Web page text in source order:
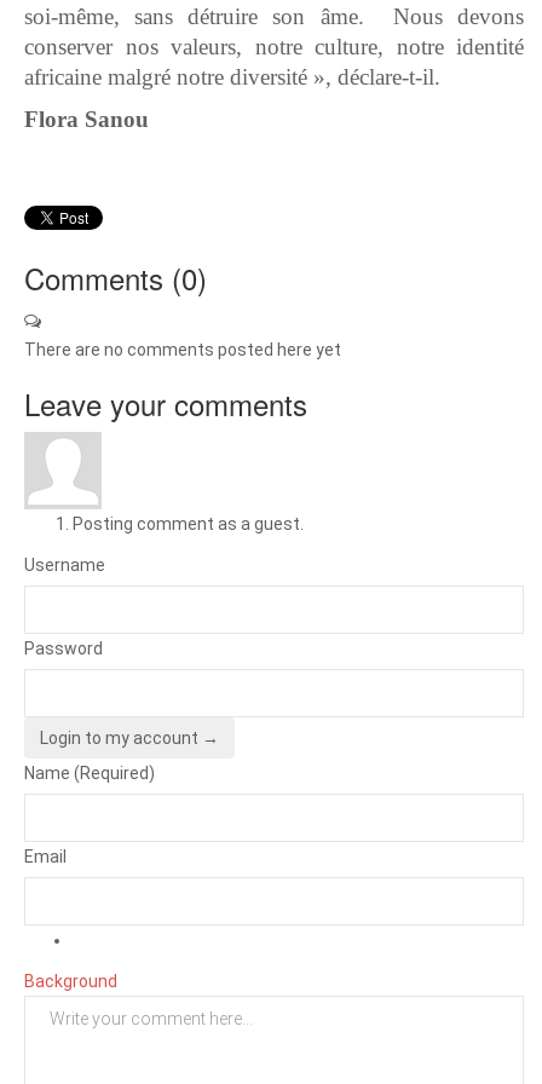
soi-même, sans détruire son âme. Nous devons
conserver nos valeurs, notre culture, notre identité
africaine malgré notre diversité », déclare-t-il.
Flora Sanou
Comments (0)
There are no comments posted here yet
Leave your comments
Posting comment as a guest.
Username
Password
Login to my account →
Name (Required)
Email
Background